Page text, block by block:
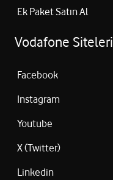
Ek Paket Satın Al
Vodafone Siteleri
Facebook
Instagram
Youtube
X (Twitter)
Linkedin